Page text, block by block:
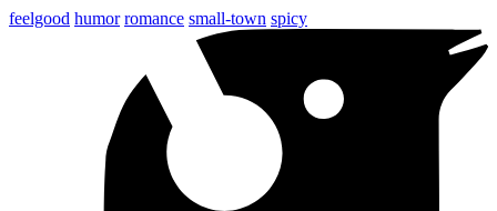
feelgood humor romance small-town spicy